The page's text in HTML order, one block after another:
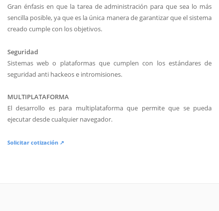
Gran énfasis en que la tarea de administración para que sea lo más
sencilla posible, ya que es la única manera de garantizar que el sistema
creado cumple con los objetivos.
Seguridad
Sistemas web o plataformas que cumplen con los estándares de
seguridad anti hackeos e intromisiones.
MULTIPLATAFORMA
El desarrollo es para multiplataforma que permite que se pueda
ejecutar desde cualquier navegador.
Solicitar cotización ↗